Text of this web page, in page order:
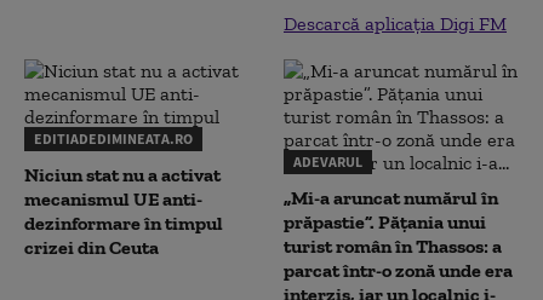
Descarcă aplicația Digi FM
EDITIADEDIMINEATA.RO
Niciun stat nu a activat
mecanismul UE anti-
dezinformare în timpul
crizei din Ceuta
ADEVARUL
„Mi-a aruncat numărul în
prăpastie”. Pățania unui
turist român în Thassos: a
parcat într-o zonă unde era
interzis, iar un localnic i-